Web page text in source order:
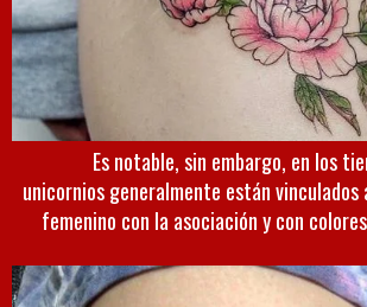
Es notable, sin embargo, en los
unicornios generalmente están vinculados
femenino con la asociación y con